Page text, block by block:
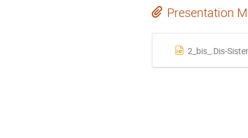
Presentation
2_bis_.Dis-